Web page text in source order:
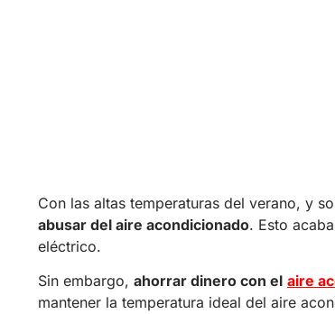
Con las altas temperaturas del verano, y
abusar del aire acondicionado. Esto
eléctrico.
Sin embargo, ahorrar dinero con el aire
mantener la temperatura ideal del aire